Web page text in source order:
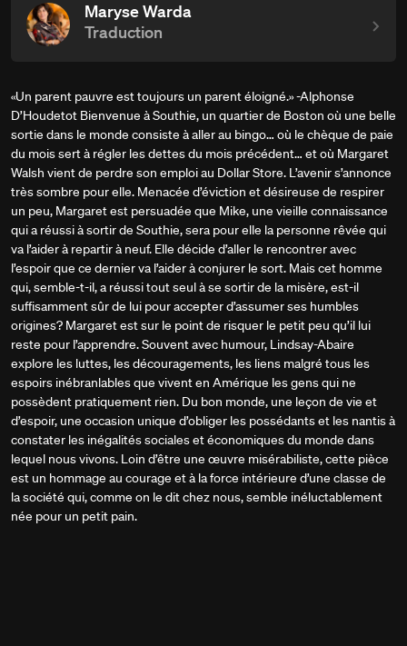
Maryse Warda
Traduction
«Un parent pauvre est toujours un parent éloigné.» -Alphonse
D’Houdetot Bienvenue à Southie, un quartier de Boston où une belle
sortie dans le monde consiste à aller au bingo… où le chèque de paie
du mois sert à régler les dettes du mois précédent… et où Margaret
Walsh vient de perdre son emploi au Dollar Store. L’avenir s’annonce
très sombre pour elle. Menacée d’éviction et désireuse de respirer
un peu, Margaret est persuadée que Mike, une vieille connaissance
qui a réussi à sortir de Southie, sera pour elle la personne rêvée qui
va l’aider à repartir à neuf. Elle décide d’aller le rencontrer avec
l’espoir que ce dernier va l’aider à conjurer le sort. Mais cet homme
qui, semble-t-il, a réussi tout seul à se sortir de la misère, est-il
suffisamment sûr de lui pour accepter d’assumer ses humbles
origines? Margaret est sur le point de risquer le petit peu qu’il lui
reste pour l’apprendre. Souvent avec humour, Lindsay-Abaire
explore les luttes, les découragements, les liens malgré tous les
espoirs inébranlables que vivent en Amérique les gens qui ne
possèdent pratiquement rien. Du bon monde, une leçon de vie et
d’espoir, une occasion unique d’obliger les possédants et les nantis à
constater les inégalités sociales et économiques du monde dans
lequel nous vivons. Loin d’être une œuvre misérabiliste, cette pièce
est un hommage au courage et à la force intérieure d’une classe de
la société qui, comme on le dit chez nous, semble inéluctablement
née pour un petit pain.